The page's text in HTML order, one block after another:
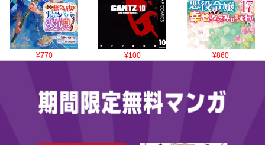
¥770 ¥100 ¥860